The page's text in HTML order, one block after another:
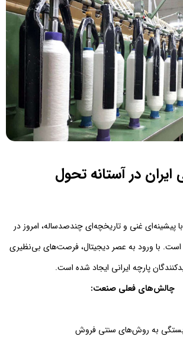
در آستانه تحول
پیشینه‌ای غنی و تاریخچه‌ای چندصدساله، امروز در
است. با ورود به عصر دیجیتال، فرصت‌های بی‌نظیری
پارچه ایرانی ایجاد شده است.
چالش‌های فعلی صنعت:
به روش‌های سنتی فروش